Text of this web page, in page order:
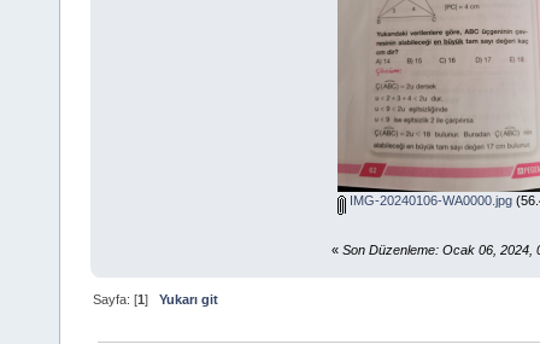
IMG-20240106-WA0000.jpg
« Son Düzenleme: Ocak 06, 2024,
Sayfa: [1]Yukarı git